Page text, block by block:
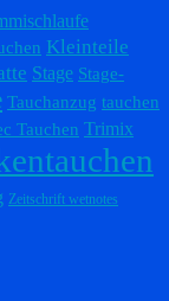
Kleinteile
Stage Stage-
Tauchanzug tauchen
Tauchen Trimix
Zeitschrift wetnotes